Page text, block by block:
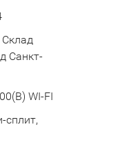
Склад
Санкт-
WI-FI
сплит,